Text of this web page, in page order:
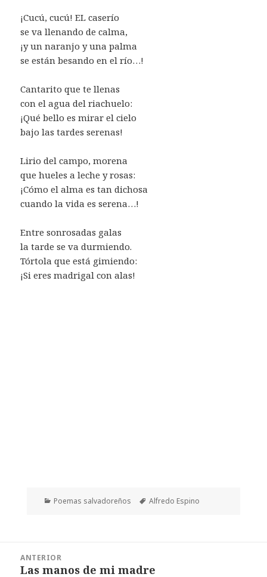
¡Cucú, cucú! EL caserío
se va llenando de calma,
¡y un naranjo y una palma
se están besando en el río…!
Cantarito que te llenas
con el agua del riachuelo:
¡Qué bello es mirar el cielo
bajo las tardes serenas!
Lirio del campo, morena
que hueles a leche y rosas:
¡Cómo el alma es tan dichosa
cuando la vida es serena…!
Entre sonrosadas galas
la tarde se va durmiendo.
Tórtola que está gimiendo:
¡Si eres madrigal con alas!
Categorías
Poemas salvadoreños Etiquetas
Alfredo Espino
ANTERIOR
Entrada
Las manos de mi madre